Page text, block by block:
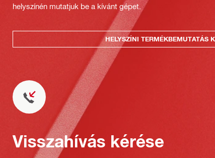
helyszínén mutatjuk be a kívánt gépet.
HELYSZÍNI TERMÉKBEMUTATÁS
Visszahívás kérése